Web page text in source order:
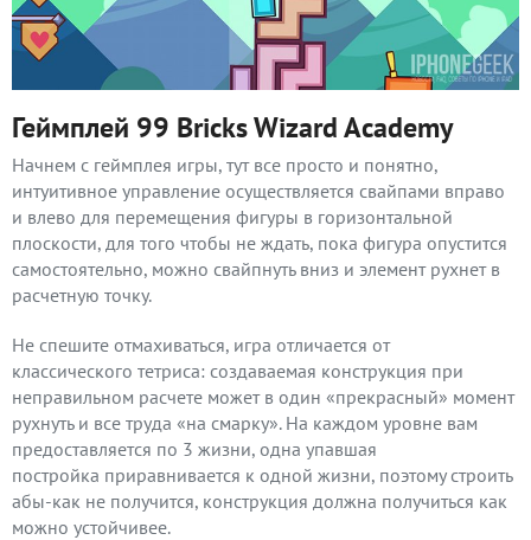
Геймплей 99 Bricks Wizard Academy
Начнем с геймплея игры, тут все просто и понятно,
интуитивное управление осуществляется свайпами вправо
и влево для перемещения фигуры в горизонтальной
плоскости, для того чтобы не ждать, пока фигура опустится
самостоятельно, можно свайпнуть вниз и элемент рухнет в
расчетную точку.
Не спешите отмахиваться, игра отличается от
классического тетриса: создаваемая конструкция при
неправильном расчете может в один «прекрасный» момент
рухнуть и все труда «на смарку». На каждом уровне вам
предоставляется по 3 жизни, одна упавшая
постройка приравнивается к одной жизни, поэтому строить
абы-как не получится, конструкция должна получиться как
можно устойчивее.